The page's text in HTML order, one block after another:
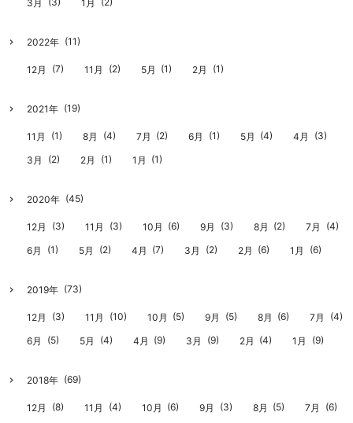
3月 1月
2022年 (11)
12月 (7) 11月 (2) 5月 (1) 2月 (1)
2021年 (19)
11月 (1) 8月 (4) 7月 (2) 6月 (1) 5月 (4) 4月 (3)
3月 (2) 2月 (1) 1月 (1)
2020年 (45)
12月 (3) 11月 (3) 10月 (6) 9月 (3) 8月 (2) 7月 (4)
6月 (1) 5月 (2) 4月 (7) 3月 (2) 2月 (6) 1月 (6)
2019年 (73)
12月 (3) 11月 (10) 10月 (5) 9月 (5) 8月 (6) 7月 (4)
6月 (5) 5月 (4) 4月 (9) 3月 (9) 2月 (4) 1月 (9)
2018年 (69)
12月 (8) 11月 (4) 10月 (6) 9月 (3) 8月 (5) 7月 (6)